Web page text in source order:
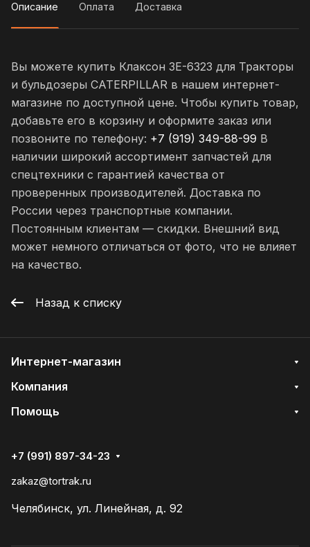
Описание Оплата Доставка
Вы можете купить Клаксон 3E-6323 для Тракторы
и бульдозеры CATERPILLAR в нашем интернет-
магазине по доступной цене. Чтобы купить товар,
добавьте его в корзину и оформите заказ или
позвоните по телефону: +7 (919) 349-88-99 В
наличии широкий ассортимент запчастей для
спецтехники с гарантией качества от
проверенных производителей. Доставка по
России через транспортные компании.
Постоянным клиентам — скидки. Внешний вид
может немного отличаться от фото, что не влияет
на качество.
Назад к списку
Интернет-магазин
Компания
Помощь
+7 (991) 897-34-23
zakaz@tortrak.ru
Челябинск, ул. Линейная, д. 92